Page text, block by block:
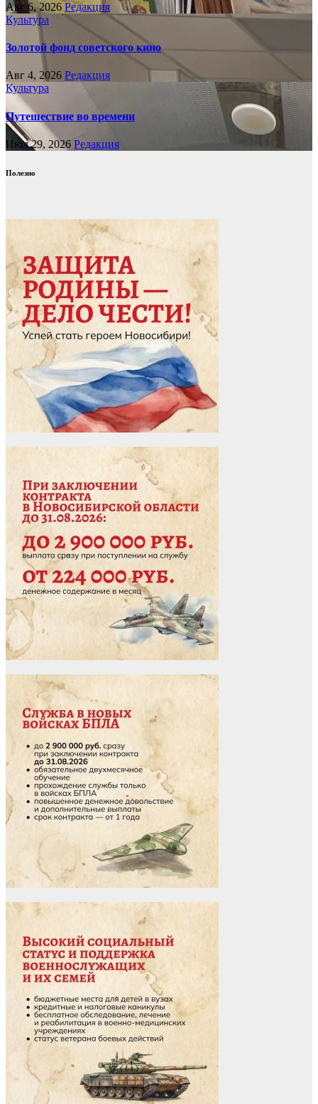
Авг 6, 2026 Редакция
Культура
Золотой фонд советского кино
Авг 4, 2026 Редакция
Культура
Путешествие во времени
Июл 29, 2026 Редакция
Полезно